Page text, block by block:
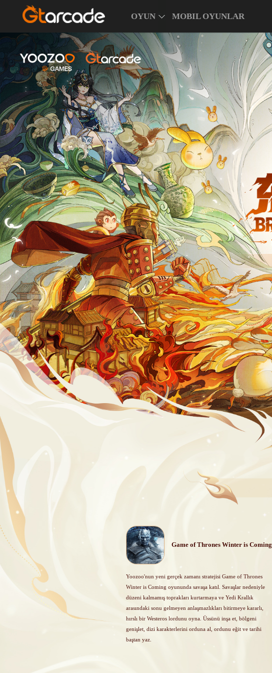
OYUN MOBIL OYUNLAR
Game of Thrones Winter is Coming
Yoozoo'nun yeni gerçek zamanı stratejisi Game of Thrones
Winter is Coming oyununda savaşa katıl. Savaşlar nedeniyle
düzeni kalmamış toprakları kurtarmaya ve Yedi Krallık
arasındaki sonu gelmeyen anlaşmazlıkları bitirmeye kararlı,
hırslı bir Westeros lordunu oyna. Üssünü inşa et, bölgeni
genişlet, dizi karakterlerini orduna al, ordunu eğit ve tarihi
baştan yaz.